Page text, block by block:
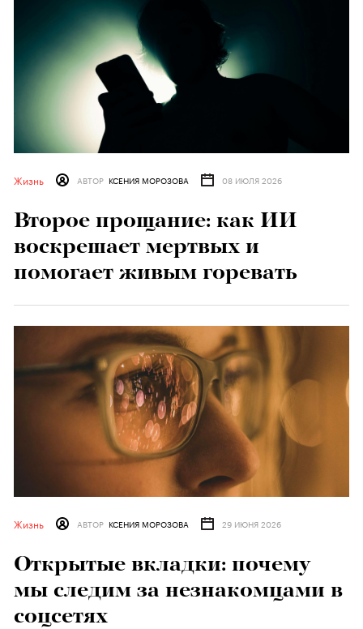
Жизнь АВТОР КСЕНИЯ МОРОЗОВА 08 ИЮЛЯ 2026
Второе прощание: как ИИ
воскрешает мертвых и
помогает живым горевать
Жизнь АВТОР КСЕНИЯ МОРОЗОВА 29 ИЮНЯ 2026
Открытые вкладки: почему
мы следим за незнакомцами в
соцсетях